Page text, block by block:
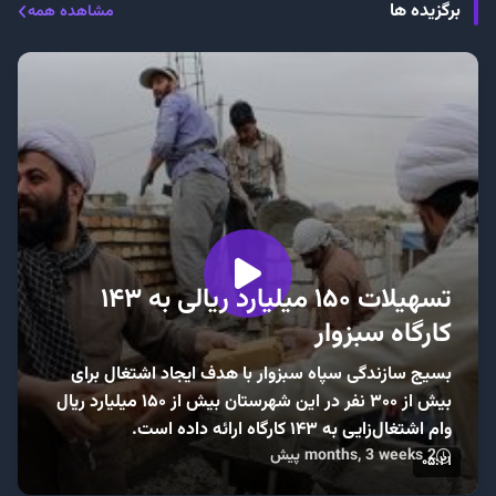
برگزیده ها مشاهده همه
۰۵:۲۱
تسهیلات ۱۵۰ میلیارد ریالی به ۱۴۳
کارگاه‌ سبزوار
بسیج سازندگی سپاه سبزوار با هدف ایجاد اشتغال برای
بیش از ۳۰۰ نفر در این شهرستان بیش از ۱۵۰ میلیارد‌ ریال
وام اشتغال‌زایی به ۱۴۳ کارگاه ارائه داده است.
2 months, 3 weeks پیش